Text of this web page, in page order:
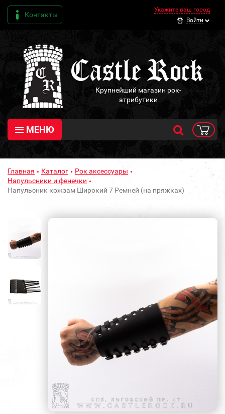
Контакты
Укажите ваш город
Войти
Крупнейший магазин рок-
атрибутики
МЕНЮ
Главная Каталог
Рок аксессуары
Напульсники и фенечки
Напульсник кожзам Широкий 7 Ремней (на пряжках)